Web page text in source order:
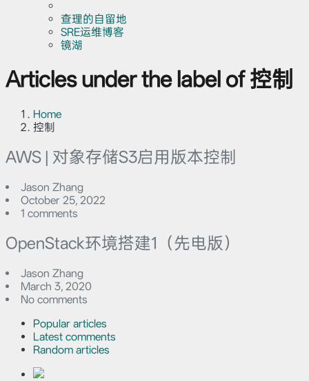
查理的自留地
SRE运维博客
镜湖
Articles under the label of 控制
Home
控制
AWS | 对象存储S3启用版本控制
Jason Zhang
October 25, 2022
1 comments
OpenStack环境搭建1（先电版）
Jason Zhang
March 3, 2020
No comments
Popular articles
Latest comments
Random articles